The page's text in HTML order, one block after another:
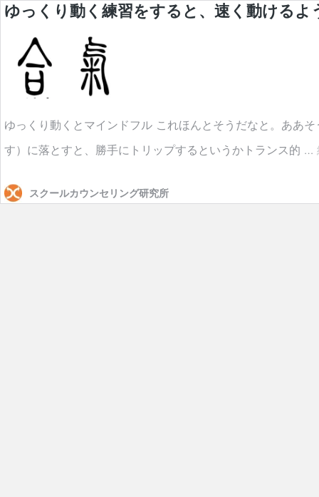
ゆっくり動く練習をすると、速く動ける
ゆっくり動くとマインドフル これほんとそうだなと。ああ
す）に落とすと、勝手にトリップするというかトランス的 …
スクールカウンセリング研究所